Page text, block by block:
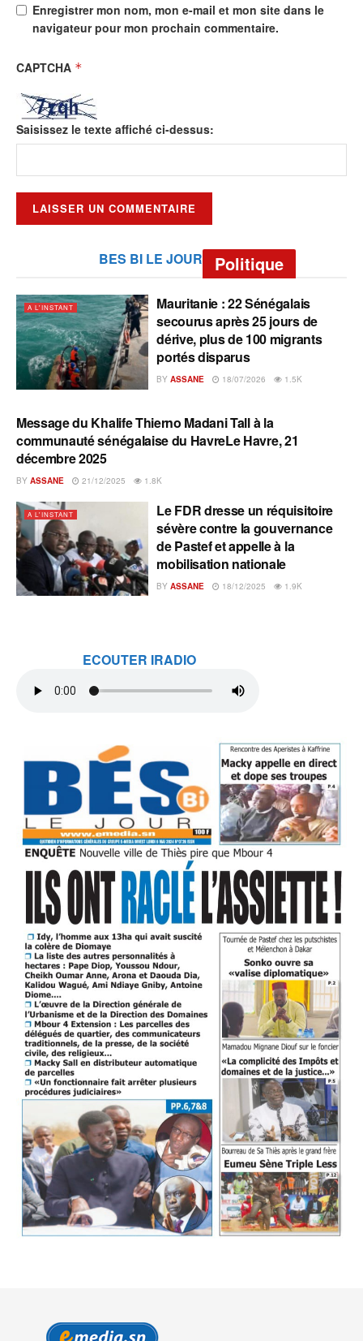
Enregistrer mon nom, mon e-mail et mon site dans le
navigateur pour mon prochain commentaire.
CAPTCHA *
Saisissez le texte affiché ci-dessus:
BES BI LE JOUR Politique
A L'INSTANT
Mauritanie : 22 Sénégalais
secourus après 25 jours de
dérive, plus de 100 migrants
portés disparus
BY ASSANE 18/07/2026 1.5K
A L'INSTANT
Message du Khalife Thierno Madani Tall à la
communauté sénégalaise du HavreLe Havre, 21
décembre 2025
BY ASSANE 21/12/2025 1.8K
A L'INSTANT
Le FDR dresse un réquisitoire
sévère contre la gouvernance
de Pastef et appelle à la
mobilisation nationale
BY ASSANE 18/12/2025 1.9K
ECOUTER IRADIO